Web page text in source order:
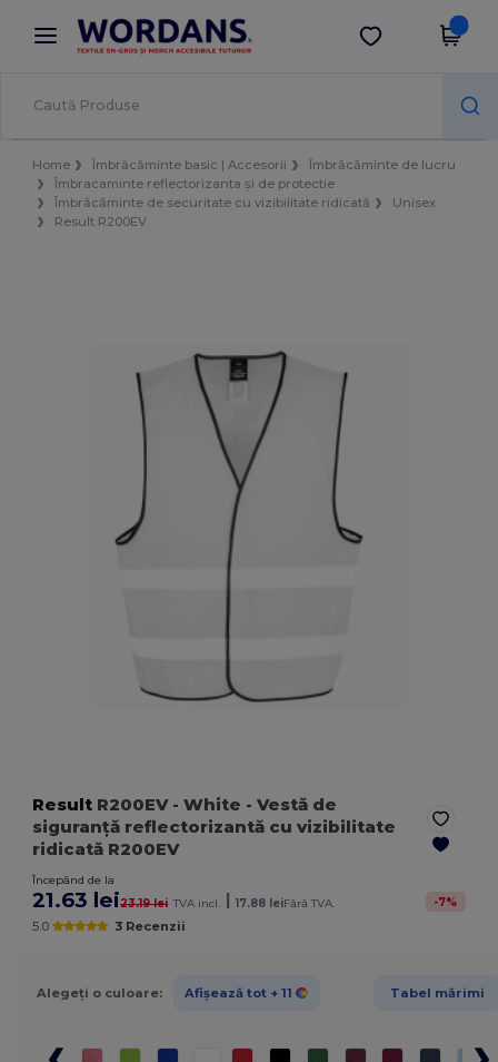
× Aplicația Wordans
Prețuri mai bune în aplicație!
Descarcă app
Home Îmbrăcăminte basic | Accesorii
Îmbrăcăminte de lucru
Îmbracaminte reflectorizanta și de protectie
Îmbrăcăminte de securitate cu vizibilitate ridicată
Unisex
Result R200EV
Result R200EV - White - Vestă de
siguranță reflectorizantă cu vizibilitate
ridicată R200EV
Începând de la
21.63 lei23.19 lei TVA incl. | 17.88 leiFără TVA. -7%
5.0 3 Recenzii
Alegeți o culoare: Afișează tot + 11 Tabel mărimi